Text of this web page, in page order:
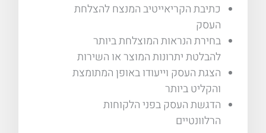
כתיבת הקריאייטיב המנצח להצלחת
העסק
בחירת הנראות המוצלחת ביותר
להבלטת יתרונות המוצר או השירות
הצגת העסק וייעודו באופן המתומצת
והקליט ביותר
הדגשת העסק בפני הלקוחות
הרלוונטיים